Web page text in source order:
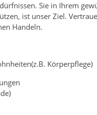
Sie in Ihrem
ist unser Ziel.
Handeln.
Körperpflege)